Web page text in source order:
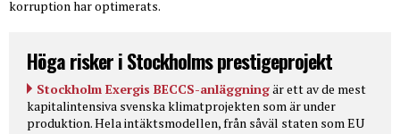
korruption har optimerats.
Höga risker i Stockholms prestigeprojekt
Stockholm Exergis BECCS-anläggningär ett av de mest
kapitalintensiva svenska klimatprojekten som är under
produktion. Hela intäktsmodellen, från såväl staten som EU